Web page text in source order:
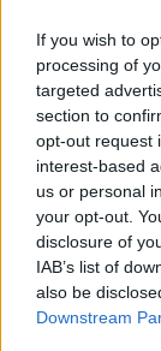
If you wish to
processing of
targeted
section to
opt-out request
interest-based
us or personal
your opt-out.
disclosure of
IAB’s list of
also be
Downstream
ΑΥΤΟΔΙΟΊΚΗΣΗ
Νίκος
επίπεδο για
Αττική»